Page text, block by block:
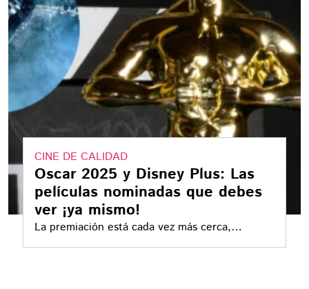
CINE DE CALIDAD
Oscar 2025 y Disney Plus: Las
películas nominadas que debes
ver ¡ya mismo!
La premiación está cada vez más cerca,
prepárate para la gran noche viendo algunas de